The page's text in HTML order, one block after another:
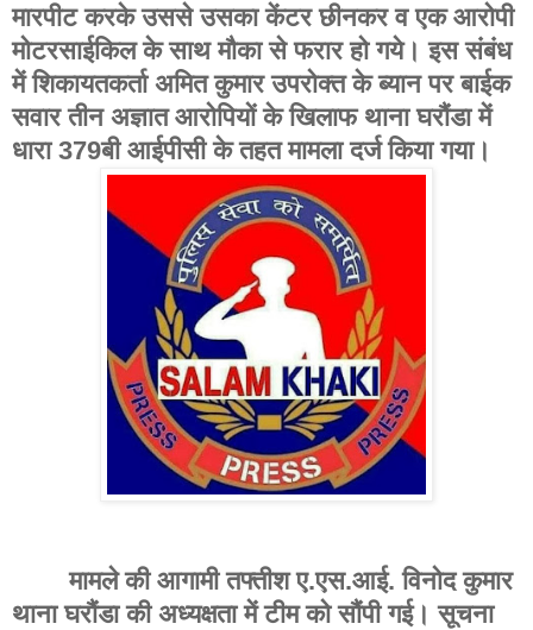
मारपीट करके उससे उसका केंटर छीनकर व एक आरोपी
मोटरसाईकिल के साथ मौका से फरार हो गये। इस संबंध
में शिकायतकर्ता अमित कुमार उपरोक्त के ब्यान पर बाईक
सवार तीन अज्ञात आरोपियों के खिलाफ थाना घरौंडा में
धारा 379बी आईपीसी के तहत मामला दर्ज किया गया।
मामले की आगामी तफ्तीश ए.एस.आई. विनोद कुमार
थाना घरौंडा की अध्यक्षता में टीम को सौंपी गई। सूचना